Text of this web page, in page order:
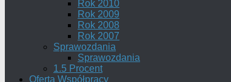
Rok 2010
Rok 2009
Rok 2008
Rok 2007
Sprawozdania
Sprawozdania
1.5 Procent
Oferta Współpracy